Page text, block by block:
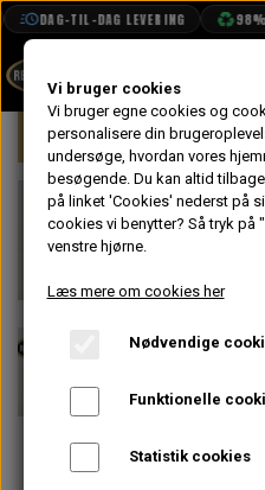
DAG-TIL-DAG LEVERING 98%
BOOK TID
PROJEKTER
TEKNISK DATA
VANDPOLERING
Forside Mini
På lager
Vi bruger cookies
Vi bruger egne cookies og
personalisere din
undersøge, hvordan vores
besøgende. Du kan altid
på linket 'Cookies' nederst på
cookies vi benytter? Så tryk
venstre hjørne.
Læs mere om cookies her
Nødvendige
Funktionelle
Statistik cookies